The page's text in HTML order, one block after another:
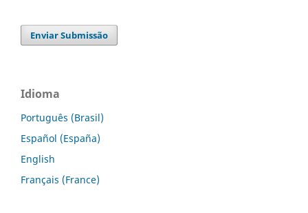
Enviar Submissão
Idioma
Português (Brasil)
Español (España)
English
Français (France)